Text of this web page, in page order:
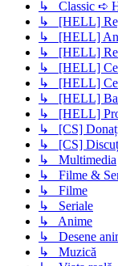
↳ Classic ➪
↳ [HELL]
↳ [HELL]
↳ [HELL]
↳ [HELL]
↳ [HELL]
↳ [HELL]
↳ [HELL]
↳ [CS]
↳ [CS]
↳ Multimedia
↳ Filme &
↳ Filme
↳ Seriale
↳ Anime
↳ Desene
↳ Muzică